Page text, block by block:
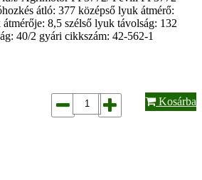
átló: 377 középső lyuk átmérő:
8,5 szélső lyuk távolság: 132
40/2 gyári cikkszám: 42-562-1
Kosárba